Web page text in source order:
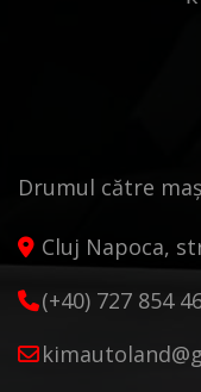
Drumul către
Cluj Napoca,
(+40) 727 854